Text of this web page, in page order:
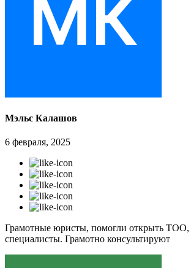
Мэльс Калашов
6 февраля, 2025
Грамотные юристы, помогли открыть
специалисты. Грамотно консультируют